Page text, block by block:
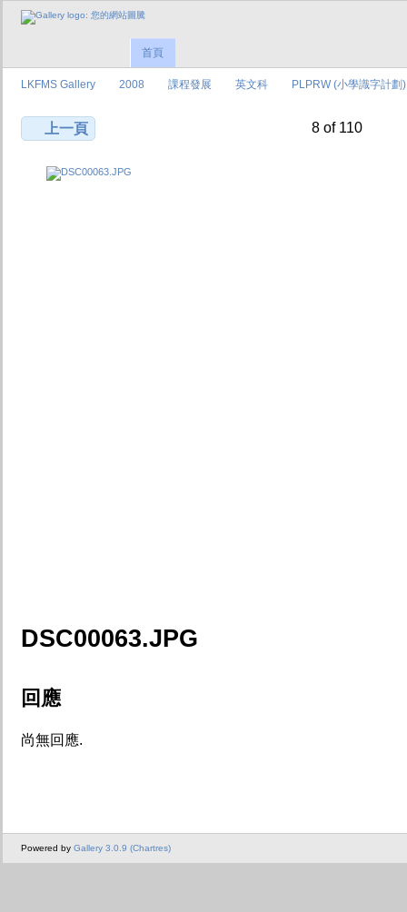
首頁
LKFMS Gallery 2008 課程發展 英文科 PLPRW (小學識字計劃)
上一頁 8 of 110
DSC00063.JPG
回應
尚無回應.
Powered by Gallery 3.0.9 (Chartres)